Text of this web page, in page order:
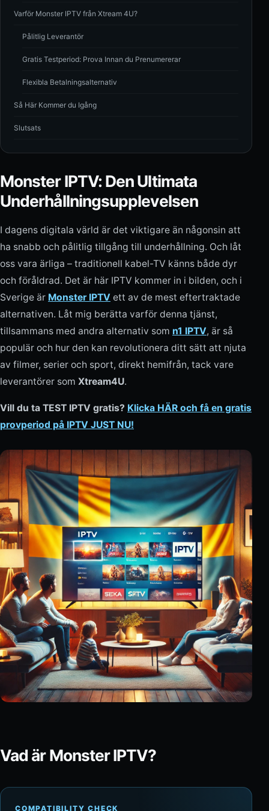
Varför Monster IPTV från Xtream 4U?
Pålitlig Leverantör
Gratis Testperiod: Prova Innan du Prenumererar
Flexibla Betalningsalternativ
Så Här Kommer du Igång
Slutsats
Monster IPTV: Den Ultimata
Underhållningsupplevelsen
I dagens digitala värld är det viktigare än någonsin att
ha snabb och pålitlig tillgång till underhållning. Och låt
oss vara ärliga – traditionell kabel-TV känns både dyr
och föråldrad. Det är här IPTV kommer in i bilden, och i
Sverige är Monster IPTV ett av de mest eftertraktade
alternativen. Låt mig berätta varför denna tjänst,
tillsammans med andra alternativ som n1 IPTV, är så
populär och hur den kan revolutionera ditt sätt att njuta
av filmer, serier och sport, direkt hemifrån, tack vare
leverantörer som Xtream4U.
Vill du ta TEST IPTV gratis? Klicka HÄR och få en gratis
provperiod på IPTV JUST NU!
Vad är Monster IPTV?
COMPATIBILITY CHECK